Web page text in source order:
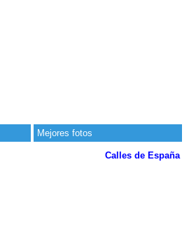
Mejores fotos
Calles de España